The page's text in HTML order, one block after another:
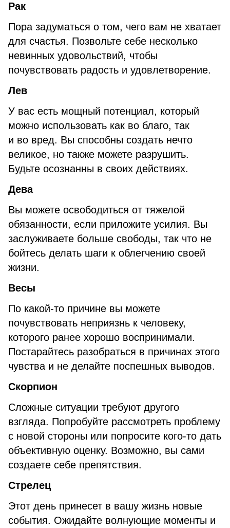
Рак
Пора задуматься о том, чего вам не хватает
для счастья. Позвольте себе несколько
невинных удовольствий, чтобы
почувствовать радость и удовлетворение.
Лев
У вас есть мощный потенциал, который
можно использовать как во благо, так
и во вред. Вы способны создать нечто
великое, но также можете разрушить.
Будьте осознанны в своих действиях.
Дева
Вы можете освободиться от тяжелой
обязанности, если приложите усилия. Вы
заслуживаете больше свободы, так что не
бойтесь делать шаги к облегчению своей
жизни.
Весы
По какой-то причине вы можете
почувствовать неприязнь к человеку,
которого ранее хорошо воспринимали.
Постарайтесь разобраться в причинах этого
чувства и не делайте поспешных выводов.
Скорпион
Сложные ситуации требуют другого
взгляда. Попробуйте рассмотреть проблему
с новой стороны или попросите кого-то дать
объективную оценку. Возможно, вы сами
создаете себе препятствия.
Стрелец
Этот день принесет в вашу жизнь новые
события. Ожидайте волнующие моменты и